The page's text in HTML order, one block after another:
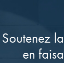
Soutenez
en